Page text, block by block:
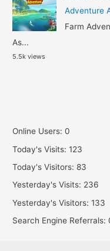
Adventure
Farm
As...
5.5k views
Online Users:0
Today's Visits:123
Today's Visitors: 83
Yesterday's Visits: 236
Yesterday's Visitors:133
Search Engine Referrals: